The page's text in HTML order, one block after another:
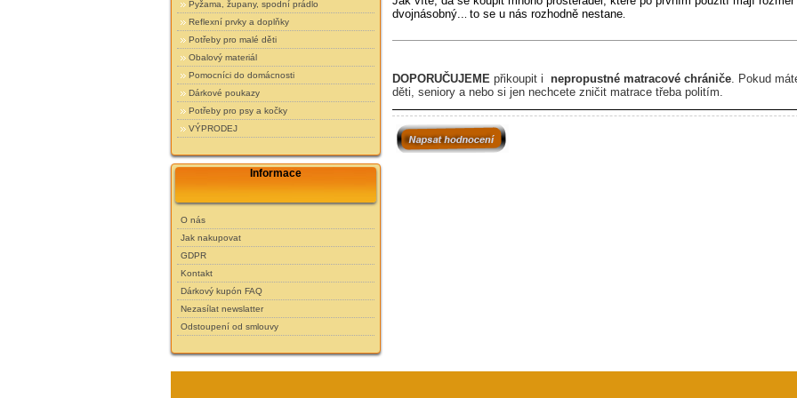
Pyžama, župany, spodní prádlo
Reflexní prvky a doplňky
Potřeby pro malé děti
Obalový materiál
Pomocníci do domácnosti
Dárkové poukazy
Potřeby pro psy a kočky
VÝPRODEJ
Informace
O nás
Jak nakupovat
GDPR
Kontakt
Dárkový kupón FAQ
Nezasílat newslatter
Odstoupení od smlouvy
dvojnásobný..
to se u nás rozhodně nestane.
DOPORUČUJEMEpřikoupit i nepropustné matracové chrániče. Pokud
děti, seniory a nebo si jen nechcete zničit matrace třeba politím.